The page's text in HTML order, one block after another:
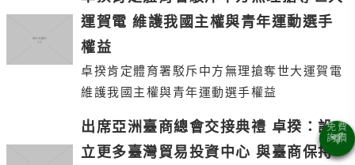
運賀電 維護我國主權與青年運動選手
權益
卓揆肯定體育署駁斥中方無理搶奪世大運賀電
維護我國主權與青年運動選手權益
出席亞洲臺商總會交接典禮 卓揆：設
立更多臺灣貿易投資中心 與臺商保持